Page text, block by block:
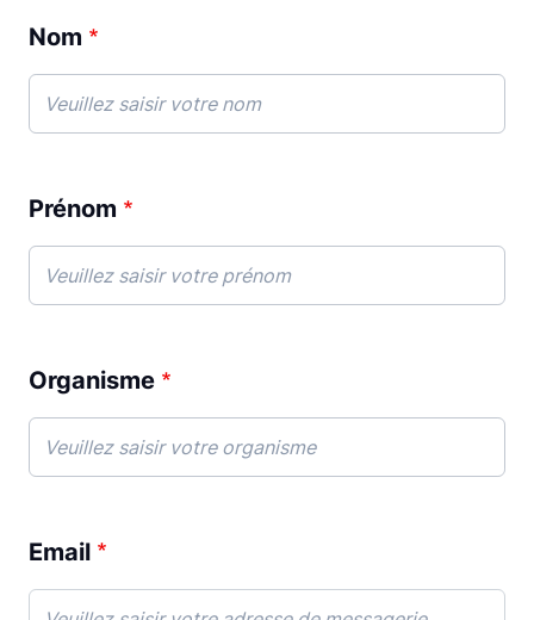
Nom
Prénom
Organisme
Email